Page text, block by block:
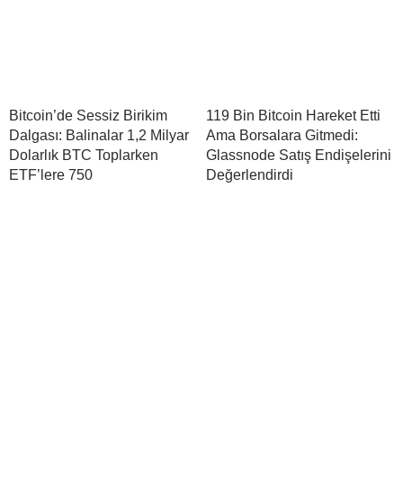
Bitcoin’de Sessiz Birikim
Dalgası: Balinalar 1,2 Milyar
Dolarlık BTC Toplarken
ETF’lere 750
119 Bin Bitcoin Hareket Etti
Ama Borsalara Gitmedi:
Glassnode Satış Endişelerini
Değerlendirdi